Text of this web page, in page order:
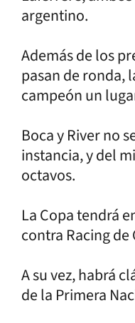
argentino.
Además de los
pasan de ronda,
campeón un
Boca y River no
instancia, y del
octavos.
La Copa tendrá
contra Racing
A su vez, habrá
de la Primera